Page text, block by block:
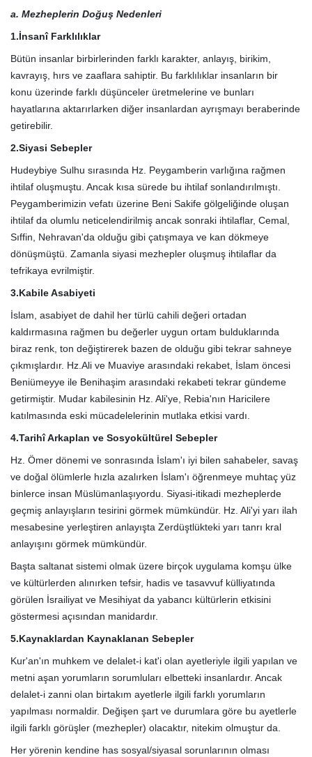
a. Mezheplerin Doğuş Nedenleri
1.İnsanî Farklılıklar
Bütün insanlar birbirlerinden farklı karakter, anlayış, birikim,
kavrayış, hırs ve zaaflara sahiptir. Bu farklılıklar insanların bir
konu üzerinde farklı düşünceler üretmelerine ve bunları
hayatlarına aktarırlarken diğer insanlardan ayrışmayı beraberinde
getirebilir.
2.Siyasi Sebepler
Hudeybiye Sulhu sırasında Hz. Peygamberin varlığına rağmen
ihtilaf oluşmuştu. Ancak kısa sürede bu ihtilaf sonlandırılmıştı.
Peygamberimizin vefatı üzerine Beni Sakife gölgeliğinde oluşan
ihtilaf da olumlu neticelendirilmiş ancak sonraki ihtilaflar, Cemal,
Sıffin, Nehravan'da olduğu gibi çatışmaya ve kan dökmeye
dönüşmüştü. Zamanla siyasi mezhepler oluşmuş ihtilaflar da
tefrikaya evrilmiştir.
3.Kabile Asabiyeti
İslam, asabiyet de dahil her türlü cahili değeri ortadan
kaldırmasına rağmen bu değerler uygun ortam bulduklarında
biraz renk, ton değiştirerek bazen de olduğu gibi tekrar sahneye
çıkmışlardır. Hz.Ali ve Muaviye arasındaki rekabet, İslam öncesi
Beniümeyye ile Benihaşim arasındaki rekabeti tekrar gündeme
getirmiştir. Mudar kabilesinin Hz. Ali'ye, Rebia'nın Haricilere
katılmasında eski mücadelelerinin mutlaka etkisi vardı.
4.Tarihî Arkaplan ve Sosyokültürel Sebepler
Hz. Ömer dönemi ve sonrasında İslam'ı iyi bilen sahabeler, savaş
ve doğal ölümlerle hızla azalırken İslam'ı öğrenmeye muhtaç yüz
binlerce insan Müslümanlaşıyordu. Siyasi-itikadi mezheplerde
geçmiş anlayışların tesirini görmek mümkündür. Hz. Ali'yi yarı ilah
mesabesine yerleştiren anlayışta Zerdüştlükteki yarı tanrı kral
anlayışını görmek mümkündür.
Başta saltanat sistemi olmak üzere birçok uygulama komşu ülke
ve kültürlerden alınırken tefsir, hadis ve tasavvuf külliyatında
görülen İsrailiyat ve Mesihiyat da yabancı kültürlerin etkisini
göstermesi açısından manidardır.
5.Kaynaklardan Kaynaklanan Sebepler
Kur'an'ın muhkem ve delalet-i kat'i olan ayetleriyle ilgili yapılan ve
metni aşan yorumların sorumluları elbetteki insanlardır. Ancak
delalet-i zanni olan birtakım ayetlerle ilgili farklı yorumların
yapılması normaldir. Değişen şart ve durumlara göre bu ayetlerle
ilgili farklı görüşler (mezhepler) olacaktır, nitekim olmuştur da.
Her yörenin kendine has sosyal/siyasal sorunlarının olması